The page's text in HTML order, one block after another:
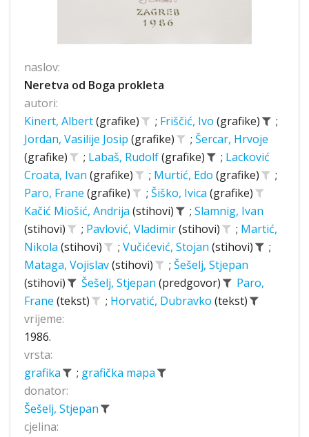
naslov:
Neretva od Boga prokleta
autori:
Kinert, Albert(grafike) ; Friščić, Ivo (grafike)
;
Jordan, Vasilije Josip (grafike) ; Šercar, Hrvoje
(grafike)
; Labaš, Rudolf(grafike) ; Lacković
Croata, Ivan (grafike) ; Murtić, Edo (grafike)
;
Paro, Frane (grafike) ; Šiško, Ivica (grafike)
Kačić Miošić, Andrija (stihovi) ; Slamnig, Ivan
(stihovi)
; Pavlović, Vladimir(stihovi) ; Martić,
Nikola (stihovi) ; Vučićević, Stojan (stihovi)
;
Mataga, Vojislav(stihovi) ; Šešelj, Stjepan
(stihovi)
Šešelj, Stjepan (predgovor)
Paro,
Frane (tekst) ; Horvatić, Dubravko (tekst)
vrijeme:
1986.
vrsta:
grafika
; grafička mapa
donator:
Šešelj, Stjepan
cjelina: